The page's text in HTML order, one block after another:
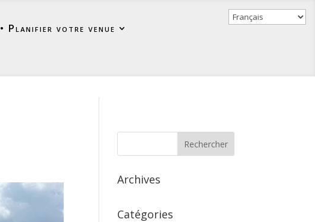
• Planifier votre venue
Archives
Catégories